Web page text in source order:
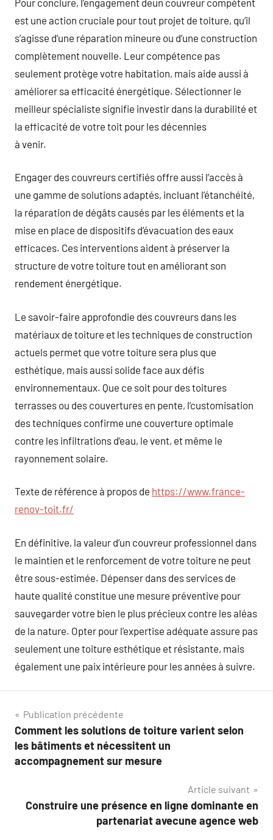
est une action cruciale pour tout projet de toiture, qu’il
s’agisse d’une réparation mineure ou d’une construction
complètement nouvelle. Leur compétence pas
seulement protège votre habitation, mais aide aussi à
améliorer sa efficacité énergétique. Sélectionner le
meilleur spécialiste signifie investir dans la durabilité et
la efficacité de votre toit pour les décennies
à venir.
Engager des couvreurs certifiés offre aussi l’accès à
une gamme de solutions adaptés, incluant l’étanchéité,
la réparation de dégâts causés par les éléments et la
mise en place de dispositifs d’évacuation des eaux
efficaces. Ces interventions aident à préserver la
structure de votre toiture tout en améliorant son
rendement énergétique.
Le savoir-faire approfondie des couvreurs dans les
matériaux de toiture et les techniques de construction
actuels permet que votre toiture sera plus que
esthétique, mais aussi solide face aux défis
environnementaux. Que ce soit pour des toitures
terrasses ou des couvertures en pente, l’customisation
des techniques confirme une couverture optimale
contre les infiltrations d’eau, le vent, et même le
rayonnement solaire.
Texte de référence à propos de https://www.france-
renov-toit.fr/
En définitive, la valeur d’un couvreur professionnel dans
le maintien et le renforcement de votre toiture ne peut
être sous-estimée. Dépenser dans des services de
haute qualité constitue une mesure préventive pour
sauvegarder votre bien le plus précieux contre les aléas
de la nature. Opter pour l’expertise adéquate assure pas
seulement une toiture esthétique et résistante, mais
également une paix intérieure pour les années à suivre.
Navigation
de
l’article
Publication précédente
Comment les solutions de toiture varient selon
les bâtiments et nécessitent un
accompagnement sur mesure
Article suivant
Construire une présence en ligne dominante en
partenariat avecune agence web